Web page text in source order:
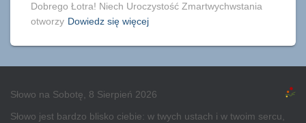
Dobrego Łotra! Niech Uroczystość Zmartwychwstania
otworzy Dowiedz się więcej
Słowo na Sobotę, 8 Sierpień 2026
Słowo jest bardzo blisko ciebie: w twych ustach i w twoim sercu,